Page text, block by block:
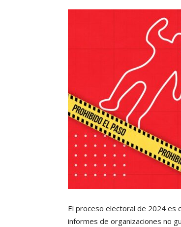
El proceso electoral de 2024 es
informes de organizaciones no